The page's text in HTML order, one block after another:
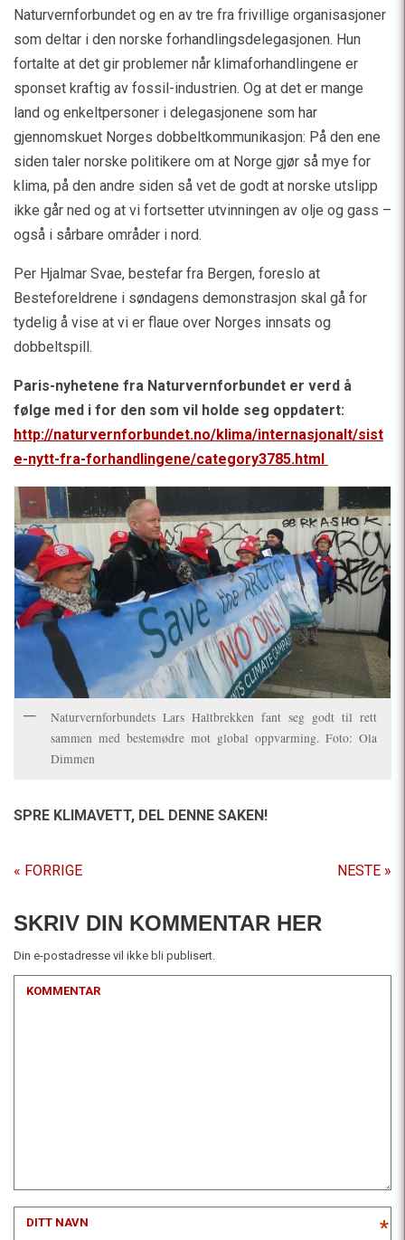
Naturvernforbundet og en av tre fra frivillige organisasjoner
som deltar i den norske forhandlingsdelegasjonen. Hun
fortalte at det gir problemer når klimaforhandlingene er
sponset kraftig av fossil-industrien. Og at det er mange
land og enkeltpersoner i delegasjonene som har
gjennomskuet Norges dobbeltkommunikasjon: På den ene
siden taler norske politikere om at Norge gjør så mye for
klima, på den andre siden så vet de godt at norske utslipp
ikke går ned og at vi fortsetter utvinningen av olje og gass –
også i sårbare områder i nord.
Per Hjalmar Svae, bestefar fra Bergen, foreslo at
Besteforeldrene i søndagens demonstrasjon skal gå for
tydelig å vise at vi er flaue over Norges innsats og
dobbeltspill.
Paris-nyhetene fra Naturvernforbundet er verd å
følge med i for den som vil holde seg oppdatert:
http://naturvernforbundet.no/klima/internasjonalt/sist
e-nytt-fra-forhandlingene/category3785.html
Naturvernforbundets Lars Haltbrekken fant seg godt til rett
sammen med bestemødre mot global oppvarming. Foto: Ola
Dimmen
SPRE KLIMAVETT, DEL DENNE SAKEN!
« FORRIGE NESTE »
SKRIV DIN KOMMENTAR HER
Din e-postadresse vil ikke bli publisert.
KOMMENTAR
DITT NAVN *